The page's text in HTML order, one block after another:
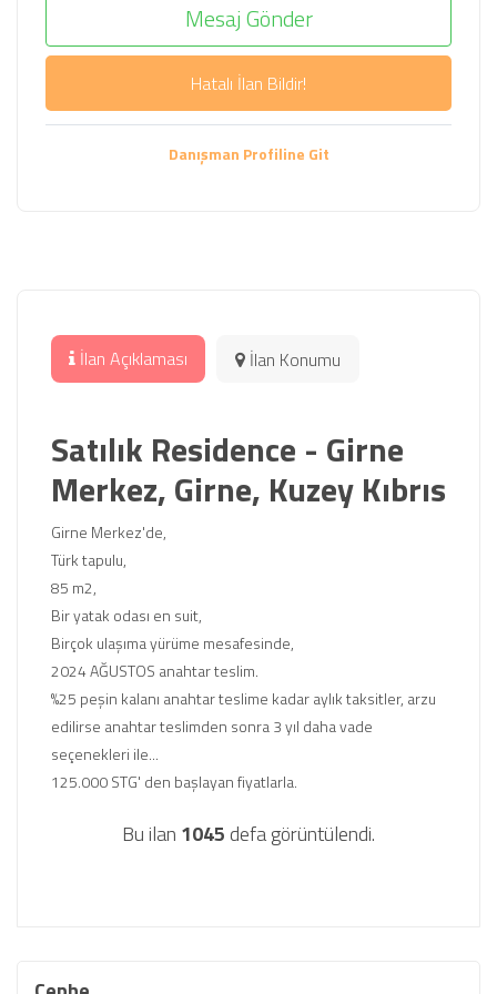
Mesaj Gönder
Hatalı İlan Bildir!
Danışman Profiline Git
İlan Açıklaması İlan Konumu
Satılık Residence - Girne
Merkez, Girne, Kuzey Kıbrıs
Girne Merkez'de,
Türk tapulu,
85 m2,
Bir yatak odası en suit,
Birçok ulaşıma yürüme mesafesinde,
2024 AĞUSTOS anahtar teslim.
%25 peşin kalanı anahtar teslime kadar aylık taksitler, arzu
edilirse anahtar teslimden sonra 3 yıl daha vade
seçenekleri ile...
125.000 STG' den başlayan fiyatlarla.
Bu ilan 1045 defa görüntülendi.